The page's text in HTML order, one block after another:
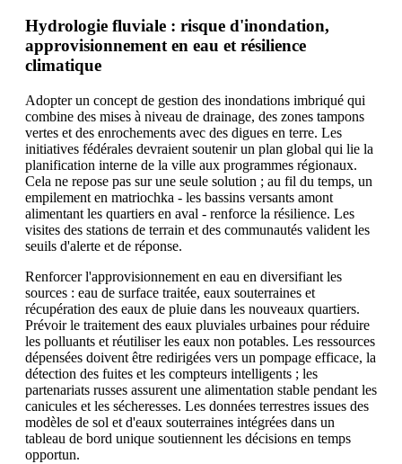
Hydrologie fluviale : risque d'inondation,
approvisionnement en eau et résilience
climatique
Adopter un concept de gestion des inondations imbriqué qui
combine des mises à niveau de drainage, des zones tampons
vertes et des enrochements avec des digues en terre. Les
initiatives fédérales devraient soutenir un plan global qui lie la
planification interne de la ville aux programmes régionaux.
Cela ne repose pas sur une seule solution ; au fil du temps, un
empilement en matriochka - les bassins versants amont
alimentant les quartiers en aval - renforce la résilience. Les
visites des stations de terrain et des communautés valident les
seuils d'alerte et de réponse.
Renforcer l'approvisionnement en eau en diversifiant les
sources : eau de surface traitée, eaux souterraines et
récupération des eaux de pluie dans les nouveaux quartiers.
Prévoir le traitement des eaux pluviales urbaines pour réduire
les polluants et réutiliser les eaux non potables. Les ressources
dépensées doivent être redirigées vers un pompage efficace, la
détection des fuites et les compteurs intelligents ; les
partenariats russes assurent une alimentation stable pendant les
canicules et les sécheresses. Les données terrestres issues des
modèles de sol et d'eaux souterraines intégrées dans un
tableau de bord unique soutiennent les décisions en temps
opportun.